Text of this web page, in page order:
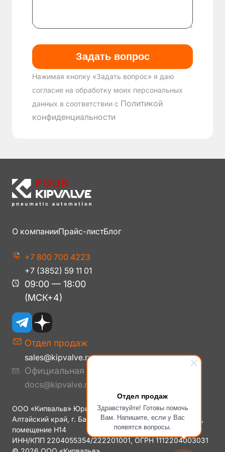
Отдел продаж
Здравствуйте! Готовы помочь
Вам. Напишите, если у Вас
появятся вопросы.
Нажимая кнопку «Задать вопрос» я даю
согласие на обработку моих персональных
данных в соответствии с Политикой
конфиденциальности
О компанииПрайс-листБлог
+7 800 700 4223
+7 (3852) 59 11 01
Отдел продаж
sales@kipvalve.ru
09:00 — 18:00
(МСК+4)
Официальная корреспонденция
docs@kipvalve.ru
ООО «Кипвальв» Юридический адрес: 656006
Алтайский край, г. Барнаул, ул. Малахова, дом № 177Е,
помещение H14
ИНН/КПП 2204055354/222201001, ОГРН 1112204003031